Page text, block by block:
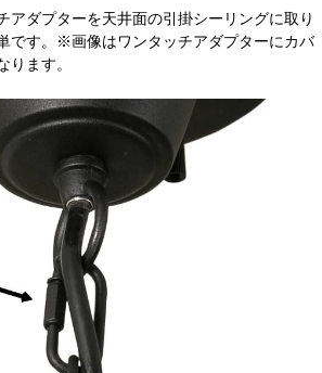
アダプターを天井面の引掛シーリングに取り
です。※画像はワンタッチアダプターにカバ
ります。